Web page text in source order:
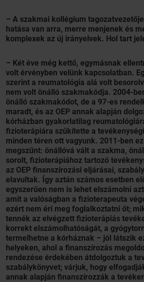
– A szakmai kollégium
hatása van arra, merre menjenek és
komplexek az új irányelvek. Hol tart
– Két éve még kettő, egymásnak
volt érvényben velünk kapcsolatban.
szerint a reumatológia alá volt
nem volt önálló szakmakódja. 2004-
önálló szakmakódot, de a 97-es
maradt, és az OEP annak alapján
kórházban gyakorlatilag
fizioterápiára szűkítette a
minden téren ott vagyunk. 2011-ben
megszűnt: önállóvá vált a szakma,
sorolt, fizioterápiához tartozó
az OEP finanszírozási eljárásai,
elavultak. Így aztán számos esetben
egyszerűen nem is lehet elszámolni
amit a valóságban a fizioterapeuta
ezért nem éri meg foglalkoztatni őt;
tennék az elvégzett fizioterápiás
korrekt elszámolhatóságát, a
termelhetne a kórháznak – jól látszik
helyeken, ahol a finanszírozás
rendezése érdekében átdolgoztuk a
szabálykönyvet; várjuk, hogy
annak alapján finanszírozzák a